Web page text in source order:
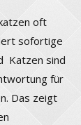
oft
sofortige
Katzen sind
für
Das zeigt